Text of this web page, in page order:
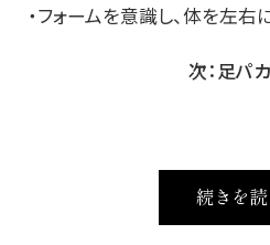
・フォームを意識し、体を左右
次：足パ
続きを